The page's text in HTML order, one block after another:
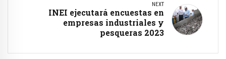
NEXT
INEI ejecutará encuestas en
empresas industriales y
pesqueras 2023